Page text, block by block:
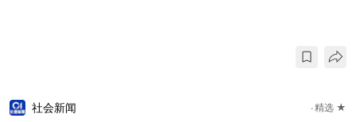
社会新闻 精选 ★